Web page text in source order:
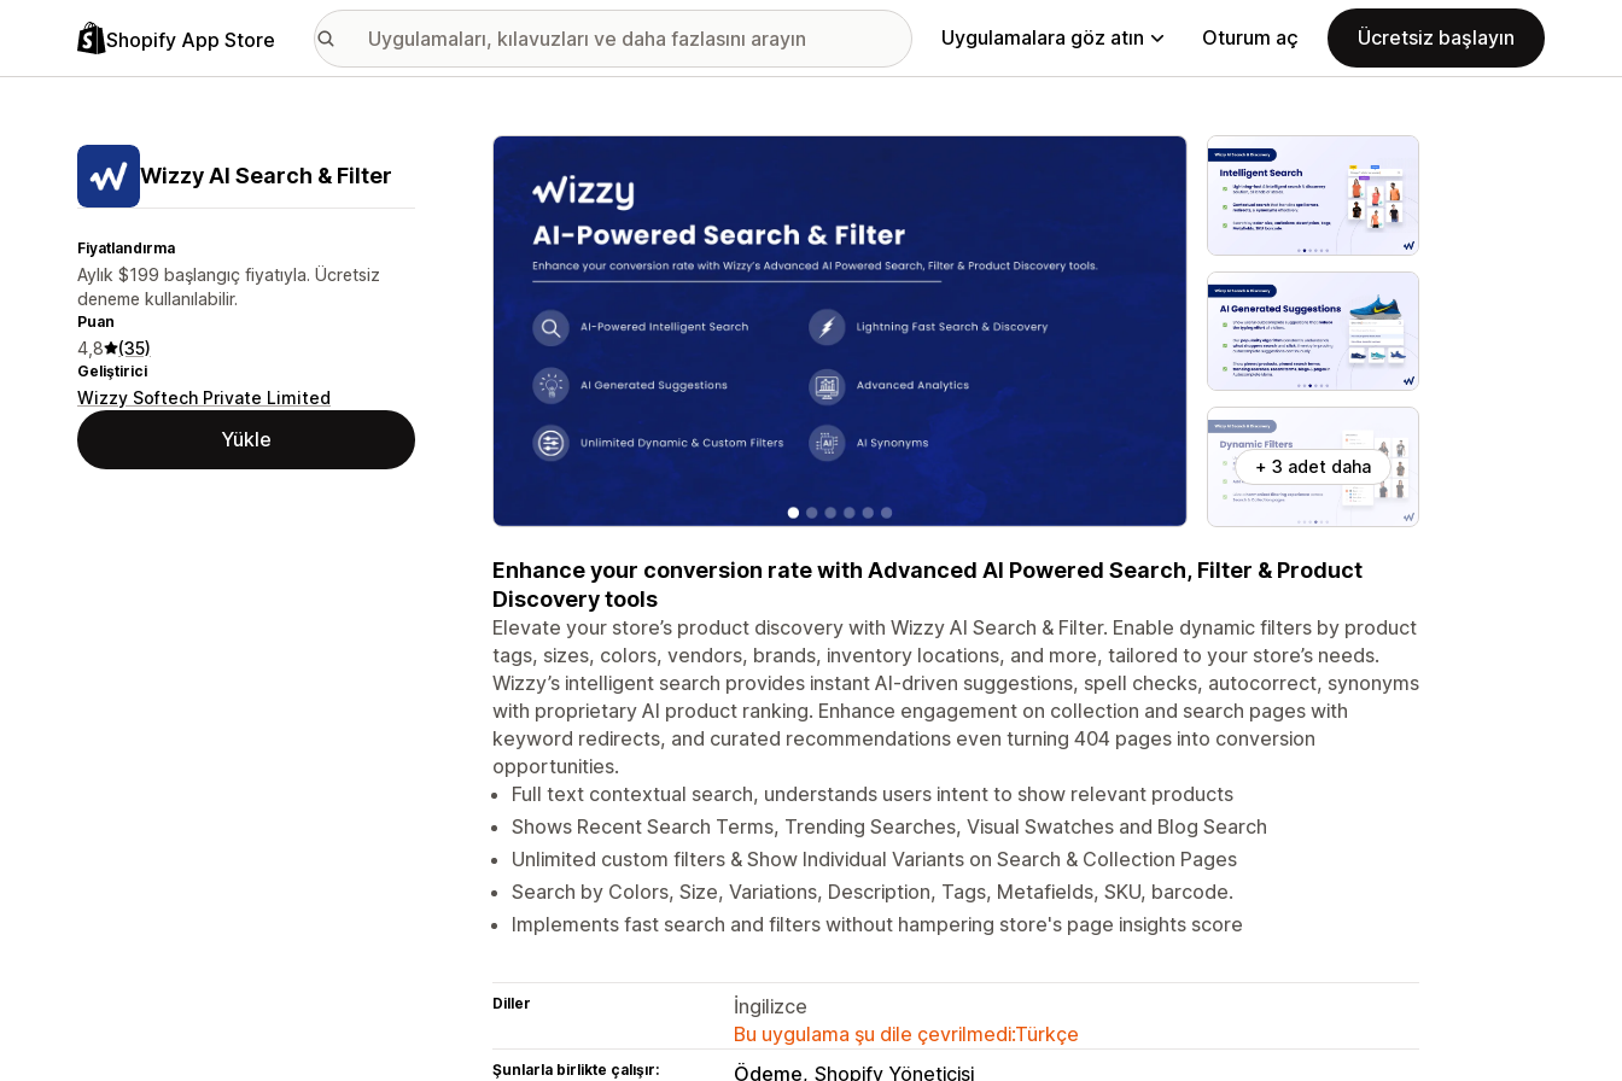
Shopify App Store Uygulamalara göz atın Oturum aç Ücretsiz başlayın
Wizzy AI Search & Filter
Fiyatlandırma
Aylık $199 başlangıç fiyatıyla. Ücretsiz
deneme kullanılabilir.
Puan
4,8 (35)
Geliştirici
Wizzy Softech Private Limited
Yükle
Öne çıkan görsel galerisi
+ 3 adet daha
Enhance your conversion rate with Advanced AI Powered Search, Filter & Product
Discovery tools
Elevate your store’s product discovery with Wizzy AI Search & Filter. Enable dynamic filters by product
tags, sizes, colors, vendors, brands, inventory locations, and more, tailored to your store’s needs.
Wizzy’s intelligent search provides instant AI-driven suggestions, spell checks, autocorrect, synonyms
with proprietary AI product ranking. Enhance engagement on collection and search pages with
keyword redirects, and curated recommendations even turning 404 pages into conversion
opportunities.
Full text contextual search, understands users intent to show relevant products
Shows Recent Search Terms, Trending Searches, Visual Swatches and Blog Search
Unlimited custom filters & Show Individual Variants on Search & Collection Pages
Search by Colors, Size, Variations, Description, Tags, Metafields, SKU, barcode.
Implements fast search and filters without hampering store's page insights score
Diller
İngilizce
Bu uygulama şu dile çevrilmedi:Türkçe
Şunlarla birlikte çalışır: Ödeme Shopify Yöneticisi